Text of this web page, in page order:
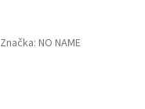
Značka: NO NAME